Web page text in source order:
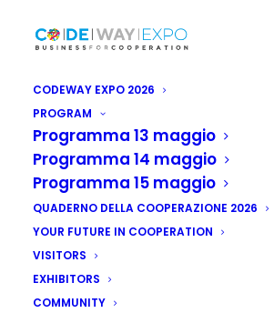
CODEWAY EXPO 2026
PROGRAM
Programma 13 maggio
Programma 14 maggio
Programma 15 maggio
QUADERNO DELLA COOPERAZIONE 2026
YOUR FUTURE IN COOPERATION
VISITORS
EXHIBITORS
COMMUNITY